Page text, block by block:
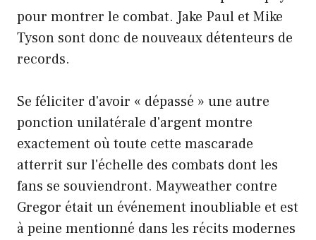
pour montrer le combat. Jake Paul et Mike
Tyson sont donc de nouveaux détenteurs de
records.
Se féliciter d'avoir « dépassé » une autre
ponction unilatérale d'argent montre
exactement où toute cette mascarade
atterrit sur l'échelle des combats dont les
fans se souviendront. Mayweather contre
Gregor était un événement inoubliable et est
à peine mentionné dans les récits modernes